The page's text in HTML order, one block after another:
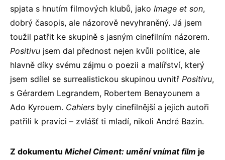
spjata s hnutím filmových klubů, jako Image et son,
dobrý časopis, ale názorově nevyhraněný. Já jsem
toužil patřit ke skupině s jasným cinefilním názorem.
Positivu jsem dal přednost nejen kvůli politice, ale
hlavně díky svému zájmu o poezii a malířství, který
jsem sdílel se surrealistickou skupinou uvnitř Positivu,
s Gérardem Legrandem, Robertem Benayounem a
Ado Kyrouem. Cahiers byly cinefilnější a jejich autoři
patřili k pravici – zvlášť ti mladí, nikoli André Bazin.
Z dokumentu Michel Ciment: umění vnímat film je